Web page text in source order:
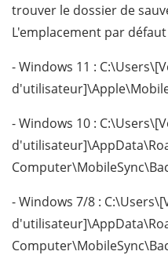
trouver le dossier de
L'emplacement par
- Windows 11 :
- Windows 10 :
- Windows 7/8 :